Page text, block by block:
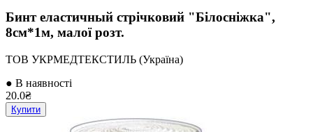
Бинт еластичный стрічковий "Білосніжка",
8см*1м, малої розт.
ТОВ УКРМЕДТЕКСТИЛЬ (Україна)
● В наявності
20.0₴
Купити